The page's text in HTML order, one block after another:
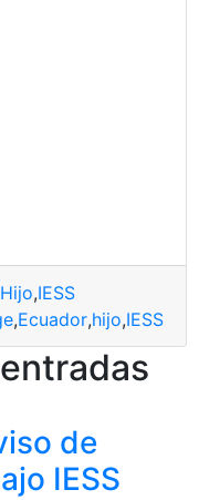
Hijo,IESS
,Ecuador,hijo,IESS
de
IESS